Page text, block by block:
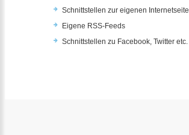
Schnittstellen zur eigenen Internetseite
Eigene RSS-Feeds
Schnittstellen zu Facebook, Twitter etc.